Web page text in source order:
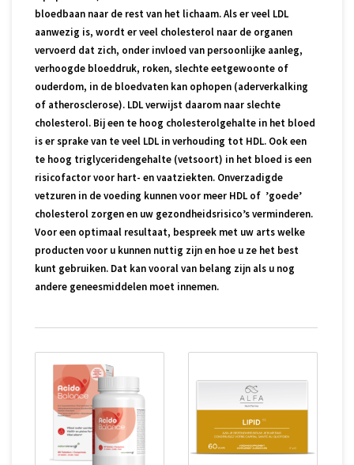
bloedbaan naar de rest van het lichaam. Als er veel LDL
aanwezig is, wordt er veel cholesterol naar de organen
vervoerd dat zich, onder invloed van persoonlijke aanleg,
verhoogde bloeddruk, roken, slechte eetgewoonte of
ouderdom, in de bloedvaten kan ophopen (aderverkalking
of atherosclerose). LDL verwijst daarom naar slechte
cholesterol. Bij een te hoog cholesterolgehalte in het bloed
is er sprake van te veel LDL in verhouding tot HDL. Ook een
te hoog triglyceridengehalte (vetsoort) in het bloed is een
risicofactor voor hart- en vaatziekten. Onverzadigde
vetzuren in de voeding kunnen voor meer HDL of ’goede’
cholesterol zorgen en uw gezondheidsrisico’s verminderen.
Voor een optimaal resultaat, bespreek met uw arts welke
producten voor u kunnen nuttig zijn en hoe u ze het best
kunt gebruiken. Dat kan vooral van belang zijn als u nog
andere geneesmiddelen moet innemen.